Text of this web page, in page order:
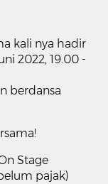
kali nya hadir
2022, 19.00 -
berdansa
Stage
pajak)